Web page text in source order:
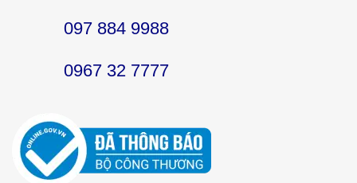
097 884 9988
0967 32 7777